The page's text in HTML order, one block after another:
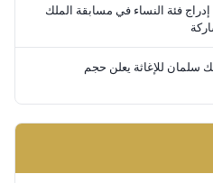
فئة النساء في مسابقة الملك
سلمان للإغاثة يعلن حجم